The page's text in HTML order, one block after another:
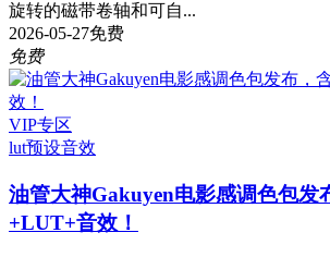
旋转的磁带卷轴和可自...
2026-05-27免费
免费
VIP专区
lut预设音效
油管大神Gakuyen电影感调色包发
+LUT+音效！